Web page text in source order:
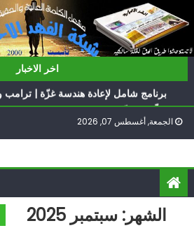
to
content
اخر الاخبار
ناشطة أمريكية يهودية تدعو الدول
أيّ تحدّيات يواجهها حزب الله؟
برنامج شامل لإعادة هندسة غزّة | ترامب
سلّموا تسلَموا
الغرب يدفن اتفاقاً وُلد ميتاً | إيران تحت
ناشطة أمريكية يهودية تدعو الدول العربية
أيّ تحدّيات يواجهها حزب الله؟
الجمعة, أغسطس 07, 2026
الشهر: سبتمبر 2025